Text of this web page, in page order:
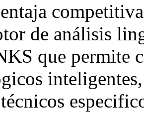
de análisis
que permite